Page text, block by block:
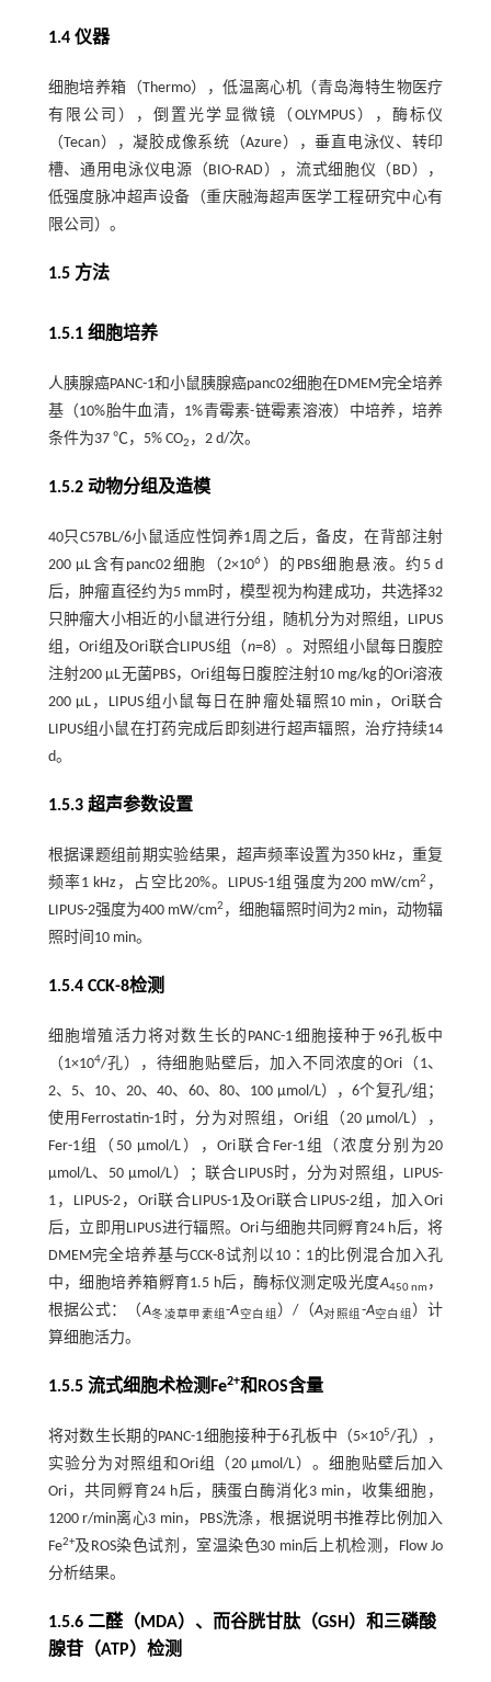
1.4 仪器
细胞培养箱（Thermo），低温离心机（青岛海特生物医疗
有限公司），倒置光学显微镜（OLYMPUS），酶标仪
（Tecan），凝胶成像系统（Azure），垂直电泳仪、转印
槽、通用电泳仪电源（BIO-RAD），流式细胞仪（BD），
低强度脉冲超声设备（重庆融海超声医学工程研究中心有
限公司）。
1.5 方法
1.5.1 细胞培养
人胰腺癌PANC-1和小鼠胰腺癌panc02细胞在DMEM完全培养
基（10%胎牛血清，1%青霉素-链霉素溶液）中培养，培养
条件为37 ℃，5% CO2 ，2 d/次。
1.5.2 动物分组及造模
40只C57BL/6小鼠适应性饲养1周之后，备皮，在背部注射
200 μL含有panc02细胞（2×106 ）的PBS细胞悬液。约5 d
后，肿瘤直径约为5 mm时，模型视为构建成功，共选择32
只肿瘤大小相近的小鼠进行分组，随机分为对照组，LIPUS
组，Ori组及Ori联合LIPUS组（n=8）。对照组小鼠每日腹腔
注射200 μL无菌PBS，Ori组每日腹腔注射10 mg/kg的Ori溶液
200 μL，LIPUS组小鼠每日在肿瘤处辐照10 min，Ori联合
LIPUS组小鼠在打药完成后即刻进行超声辐照，治疗持续14
d。
1.5.3 超声参数设置
根据课题组前期实验结果，超声频率设置为350 kHz，重复
频率1 kHz，占空比20%。LIPUS-1组强度为200 mW/cm2 ，
LIPUS-2强度为400 mW/cm2 ，细胞辐照时间为2 min，动物辐
照时间10 min。
1.5.4 CCK-8检测
细胞增殖活力将对数生长的PANC-1细胞接种于96孔板中
（1×104/孔），待细胞贴壁后，加入不同浓度的Ori（1、
2、5、10、20、40、60、80、100 µmol/L），6个复孔/组；
使用Ferrostatin-1时，分为对照组，Ori组（20 µmol/L），
Fer-1组（50 µmol/L），Ori联合Fer-1组（浓度分别为20
µmol/L、50 µmol/L）；联合LIPUS时，分为对照组，LIPUS-
1，LIPUS-2，Ori联合LIPUS-1及Ori联合LIPUS-2组，加入Ori
后，立即用LIPUS进行辐照。Ori与细胞共同孵育24 h后，将
DMEM完全培养基与CCK-8试剂以10∶1的比例混合加入孔
中，细胞培养箱孵育1.5 h后，酶标仪测定吸光度A450 nm ，
根据公式：（A冬凌草甲素组 -A空白组 ）/（A对照组 -A空白组 ）计
算细胞活力。
1.5.5 流式细胞术检测Fe2+和ROS含量
将对数生长期的PANC-1细胞接种于6孔板中（5×105/孔），
实验分为对照组和Ori组（20 µmol/L）。细胞贴壁后加入
Ori，共同孵育24 h后，胰蛋白酶消化3 min，收集细胞，
1200 r/min离心3 min，PBS洗涤，根据说明书推荐比例加入
Fe2+及ROS染色试剂，室温染色30 min后上机检测，Flow Jo
分析结果。
1.5.6 二醛（MDA）、而谷胱甘肽（GSH）和三磷酸
腺苷（ATP）检测